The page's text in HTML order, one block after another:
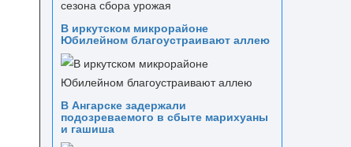
В иркутском микрорайоне
Юбилейном благоустраивают аллею
В Ангарске задержали
подозреваемого в сбыте марихуаны
и гашиша